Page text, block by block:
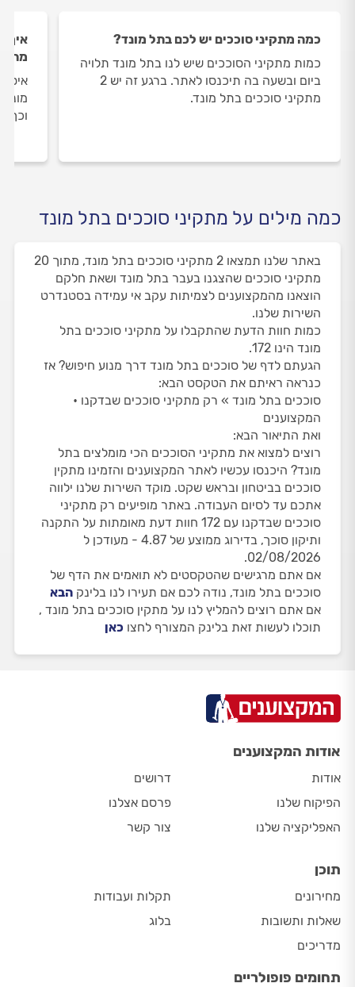
כמה מתקיני סוככים יש לכם בתל מונד?
כמות מתקיני הסוככים שיש לנו בתל מונד תלויה
ביום ובשעה בה תיכנסו לאתר. ברגע זה יש 2
מתקיני סוככים בתל מונד.
איך
וכך
כמה מילים על מתקיני סוככים בתל מונד
באתר שלנו תמצאו 2 מתקיני סוככים בתל מונד, מתוך 20
מתקיני סוככים שהצגנו בעבר בתל מונד ושאת חלקם
הוצאנו מהמקצוענים לצמיתות עקב אי עמידה בסטנדרט
השירות שלנו.
כמות חוות הדעת שהתקבלו על מתקיני סוככים בתל
מונד הינו 172.
הגעתם לדף של סוככים בתל מונד דרך מנוע חיפוש? אז
כנראה ראיתם את הטקסט הבא:
סוככים בתל מונד » רק מתקיני סוככים שבדקנו •
המקצוענים
ואת התיאור הבא:
רוצים למצוא את מתקיני הסוככים הכי מומלצים בתל
מונד? היכנסו עכשיו לאתר המקצוענים והזמינו מתקין
סוככים בביטחון ובראש שקט. מוקד השירות שלנו ילווה
אתכם עד לסיום העבודה. באתר מופיעים רק מתקיני
סוככים שבדקנו עם 172 חוות דעת מאומתות על התקנה
ותיקון סוכך, בדירוג ממוצע של 4.87 - מעודכן ל
02/08/2026.
אם אתם מרגישים שהטקסטים לא תואמים את הדף של
סוככים בתל מונד, נודה לכם אם תעירו לנו בלינק הבא
אם אתם רוצים להמליץ לנו על מתקין סוככים בתל מונד ,
תוכלו לעשות זאת בלינק המצורף לחצו כאן
אודות המקצוענים
אודות
הפיקוח שלנו
האפליקציה שלנו
דרושים
פרסם אצלנו
צור קשר
תוכן
מחירונים
שאלות ותשובות
מדריכים
תקלות ועבודות
בלוג
תחומים פופולריים